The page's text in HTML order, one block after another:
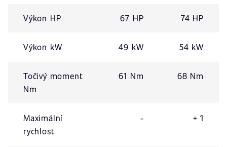
Výkon HP 67 HP 74 HP
Výkon kW 49 kW 54 kW
Točivý moment
Nm
61 Nm 68 Nm
Maximální
rychlost
- + 1